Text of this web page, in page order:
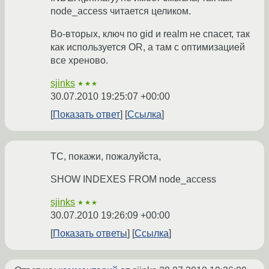
node_access читается целиком.
Во-вторых, ключ по gid и realm не спасет, так
как используется OR, а там с оптимизацией
все хреново.
sjinks ★★★
30.07.2010 19:25:07 +00:00
Показать ответ
Ссылка
ТС, покажи, пожалуйста,
SHOW INDEXES FROM node_access
sjinks ★★★
30.07.2010 19:26:09 +00:00
Показать ответы
Ссылка